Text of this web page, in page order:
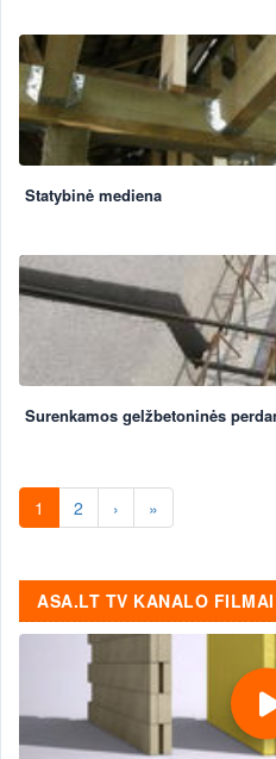
Statybinė mediena
Surenkamos gelžbetoninės
1 2 › »
ASA.LT TV KANALO FILMAI